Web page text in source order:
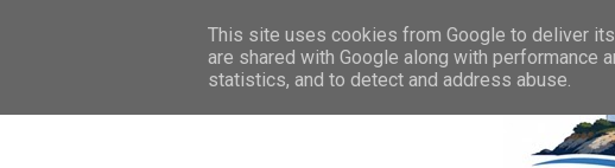
This site uses cookies from Google to deliver
are shared with Google along with performance
statistics, and to detect and address abuse.